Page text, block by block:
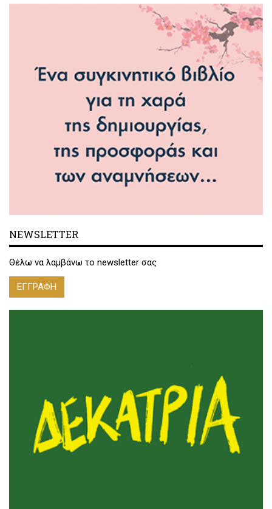
NEWSLETTER
Θέλω να λαμβάνω το newsletter σας
ΕΓΓΡΑΦΗ